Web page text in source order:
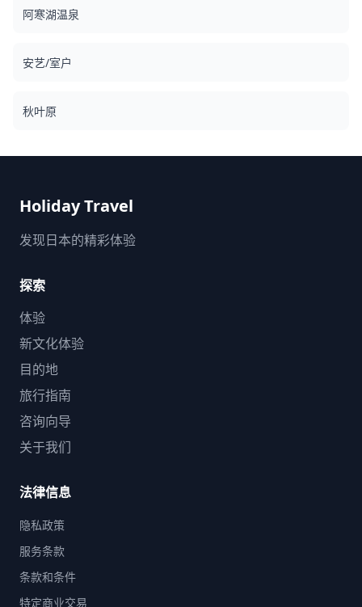
阿寒湖温泉
安艺/室户
秋叶原
Holiday Travel
发现日本的精彩体验
探索
体验
新文化体验
目的地
旅行指南
咨询向导
关于我们
法律信息
隐私政策
服务条款
条款和条件
特定商业交易